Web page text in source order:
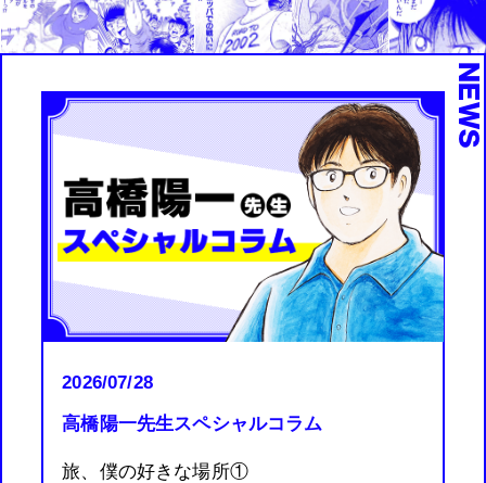
NEWS
2026/07/28
高橋陽一先生スペシャルコラム
旅、僕の好きな場所①